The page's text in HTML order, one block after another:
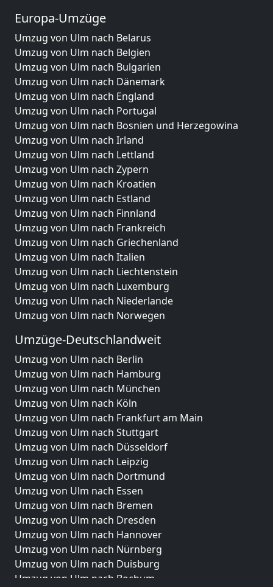
Europa-Umzüge
Umzug von Ulm nach Belarus
Umzug von Ulm nach Belgien
Umzug von Ulm nach Bulgarien
Umzug von Ulm nach Dänemark
Umzug von Ulm nach England
Umzug von Ulm nach Portugal
Umzug von Ulm nach Bosnien und Herzegowina
Umzug von Ulm nach Irland
Umzug von Ulm nach Lettland
Umzug von Ulm nach Zypern
Umzug von Ulm nach Kroatien
Umzug von Ulm nach Estland
Umzug von Ulm nach Finnland
Umzug von Ulm nach Frankreich
Umzug von Ulm nach Griechenland
Umzug von Ulm nach Italien
Umzug von Ulm nach Liechtenstein
Umzug von Ulm nach Luxemburg
Umzug von Ulm nach Niederlande
Umzug von Ulm nach Norwegen
Umzüge-Deutschlandweit
Umzug von Ulm nach Berlin
Umzug von Ulm nach Hamburg
Umzug von Ulm nach München
Umzug von Ulm nach Köln
Umzug von Ulm nach Frankfurt am Main
Umzug von Ulm nach Stuttgart
Umzug von Ulm nach Düsseldorf
Umzug von Ulm nach Leipzig
Umzug von Ulm nach Dortmund
Umzug von Ulm nach Essen
Umzug von Ulm nach Bremen
Umzug von Ulm nach Dresden
Umzug von Ulm nach Hannover
Umzug von Ulm nach Nürnberg
Umzug von Ulm nach Duisburg
Umzug von Ulm nach Bochum